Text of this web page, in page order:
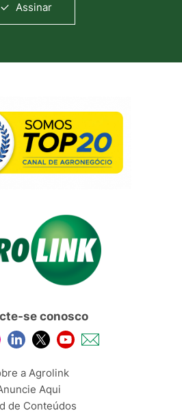
Assinar
se conosco
a Agrolink
Aqui
de Conteúdos